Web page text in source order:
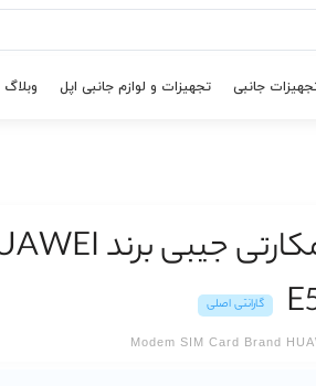
جانبی تجهیزات و لوازم جانبی اپل وبلاگ
گارانتی اصلی
Modem SIM Card Brand